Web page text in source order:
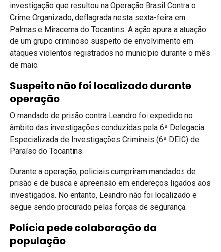
investigação que resultou na Operação Brasil Contra o
Crime Organizado, deflagrada nesta sexta-feira em
Palmas e Miracema do Tocantins. A ação apura a atuação
de um grupo criminoso suspeito de envolvimento em
ataques violentos registrados no município durante o mês
de maio.
Suspeito não foi localizado durante
operação
O mandado de prisão contra Leandro foi expedido no
âmbito das investigações conduzidas pela 6ª Delegacia
Especializada de Investigações Criminais (6ª DEIC) de
Paraíso do Tocantins.
Durante a operação, policiais cumpriram mandados de
prisão e de busca e apreensão em endereços ligados aos
investigados. No entanto, Leandro não foi localizado e
segue sendo procurado pelas forças de segurança.
Polícia pede colaboração da
população